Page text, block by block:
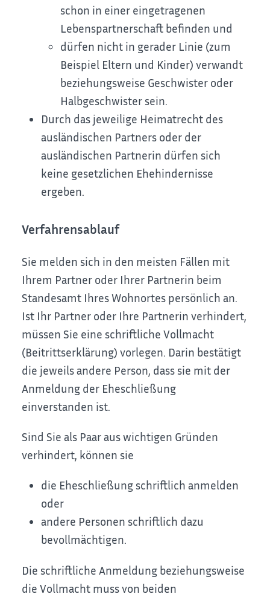
schon in einer eingetragenen
Lebenspartnerschaft befinden und
dürfen nicht in gerader Linie (zum
Beispiel Eltern und Kinder) verwandt
beziehungsweise Geschwister oder
Halbgeschwister sein.
Durch das jeweilige Heimatrecht des
ausländischen Partners oder der
ausländischen Partnerin dürfen sich
keine gesetzlichen Ehehindernisse
ergeben.
Verfahrensablauf
Sie melden sich in den meisten Fällen mit
Ihrem Partner oder Ihrer Partnerin beim
Standesamt Ihres Wohnortes persönlich an.
Ist Ihr Partner oder Ihre Partnerin verhindert,
müssen Sie eine schriftliche Vollmacht
(Beitrittserklärung) vorlegen. Darin bestätigt
die jeweils andere Person, dass sie mit der
Anmeldung der Eheschließung
einverstanden ist.
Sind Sie als Paar aus wichtigen Gründen
verhindert, können sie
die Eheschließung schriftlich anmelden
oder
andere Personen schriftlich dazu
bevollmächtigen.
Die schriftliche Anmeldung beziehungsweise
die Vollmacht muss von beiden